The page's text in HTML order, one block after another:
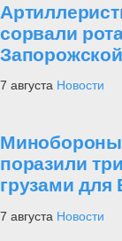
сорвали
7 августа Новости
поразили
грузами
7 августа Новости